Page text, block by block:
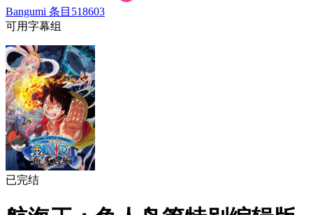
Bangumi 条目 518603
可用字幕组
已完结